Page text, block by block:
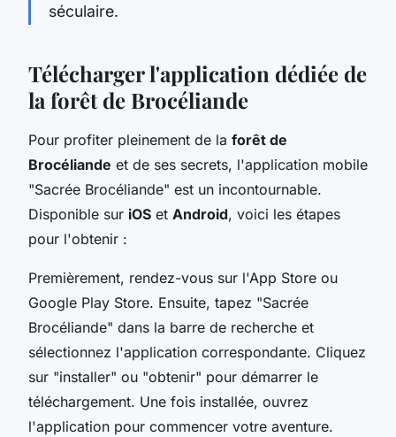
séculaire.
Télécharger l'application dédiée de
la forêt de Brocéliande
Pour profiter pleinement de la forêt de
Brocéliande et de ses secrets, l'application mobile
"Sacrée Brocéliande" est un incontournable.
Disponible sur iOS et Android, voici les étapes
pour l'obtenir :
Premièrement, rendez-vous sur l'App Store ou
Google Play Store. Ensuite, tapez "Sacrée
Brocéliande" dans la barre de recherche et
sélectionnez l'application correspondante. Cliquez
sur "installer" ou "obtenir" pour démarrer le
téléchargement. Une fois installée, ouvrez
l'application pour commencer votre aventure.